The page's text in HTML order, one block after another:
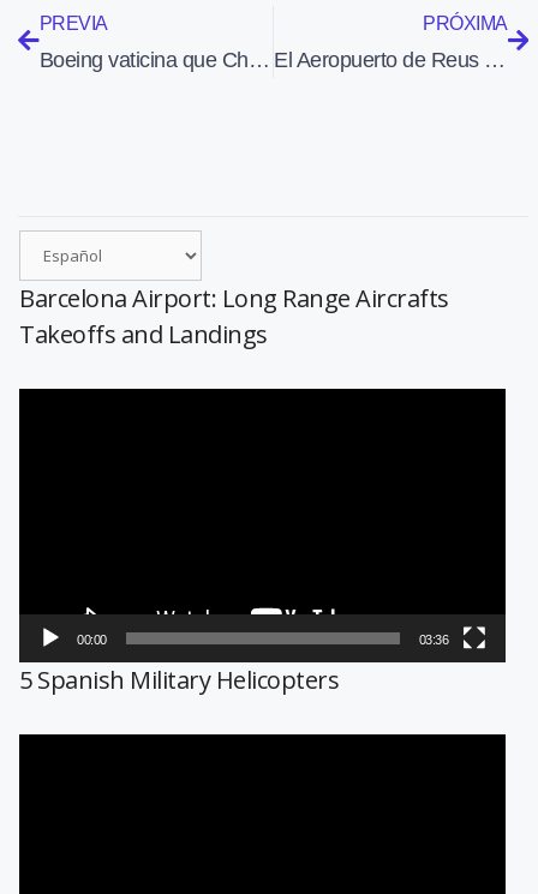
PREVIA
Boeing vaticina que China necesitará 6.330 aviones nuevos los próximos 20 años
PRÓXIMA
El Aeropuerto de Reus rediseña los espacios verdes del área de embarque
Barcelona Airport: Long Range Aircrafts
Takeoffs and Landings
00:00 03:36
5 Spanish Military Helicopters